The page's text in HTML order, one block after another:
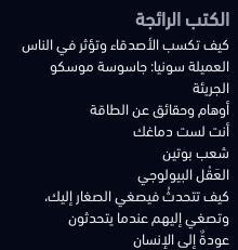
الكتب الرائجة
كيف تكسب الأصدقاء وتؤثر في الناس
العميلة سونيا: جاسوسة موسكو
الجريئة
أوهام وحقائق عن الطاقة
أنت لست دماغك
شعب بوتين
العَقْل البيولوجي
كيف تتحدثُ فيصغي الصغار إليك،
وتصغي إليهم عندما يتحدثون
عودةٌ إلى الإنسان